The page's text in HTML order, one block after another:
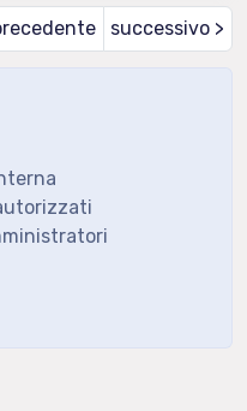
successivo >